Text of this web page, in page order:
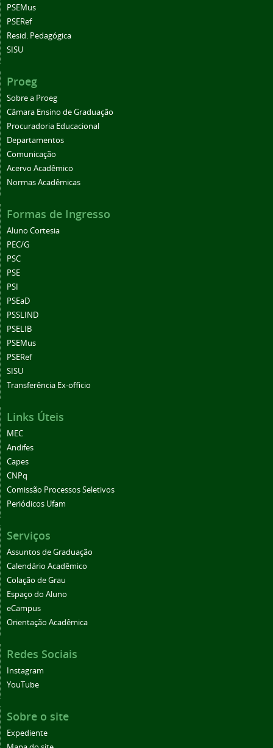
PSEMus
PSERef
Resid. Pedagógica
SISU
Proeg
Sobre a Proeg
Câmara Ensino de Graduação
Procuradoria Educacional
Departamentos
Comunicação
Acervo Acadêmico
Normas Acadêmicas
Formas de Ingresso
Aluno Cortesia
PEC/G
PSC
PSE
PSI
PSEaD
PSSLIND
PSELIB
PSEMus
PSERef
SISU
Transferência Ex-officio
Links Úteis
MEC
Andifes
Capes
CNPq
Comissão Processos Seletivos
Periódicos Ufam
Serviços
Assuntos de Graduação
Calendário Acadêmico
Colação de Grau
Espaço do Aluno
eCampus
Orientação Acadêmica
Redes Sociais
Instagram
YouTube
Sobre o site
Expediente